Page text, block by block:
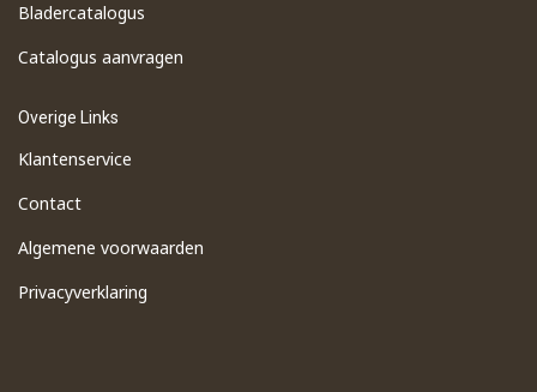
​Bladercatalogus
​Catalogus aanvragen
Overige Links
Klantenservice
Contact
Algemene voorwaarden
Privacyverklaring